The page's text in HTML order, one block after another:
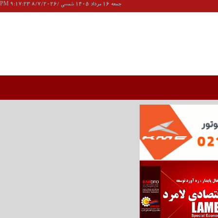
جمعه 16 مرداد 1405 شمسی /8/7/2026 9:17:23 PM